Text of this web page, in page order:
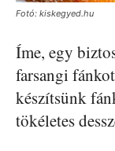
Fotó: kiskegyed.hu
Íme, egy
farsangi
készítsünk
tökéletes